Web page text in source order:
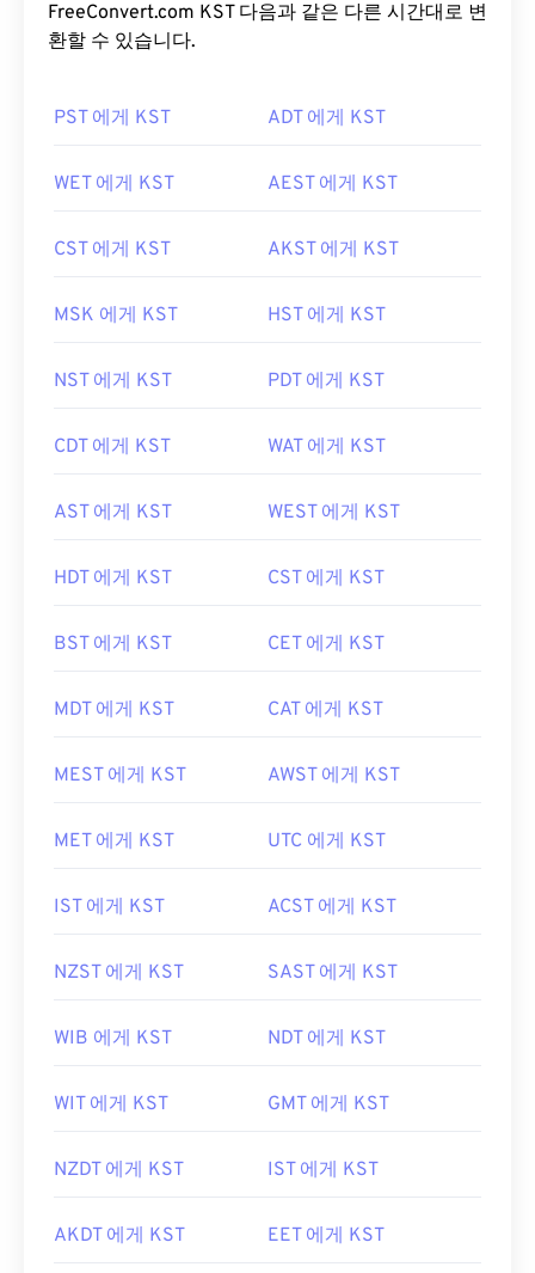
FreeConvert.com KST 다음과 같은 다른 시간대로 변
환할 수 있습니다.
PST 에게 KST ADT 에게 KST
WET 에게 KST AEST 에게 KST
CST 에게 KST AKST 에게 KST
MSK 에게 KST HST 에게 KST
NST 에게 KST PDT 에게 KST
CDT 에게 KST WAT 에게 KST
AST 에게 KST WEST 에게 KST
HDT 에게 KST CST 에게 KST
BST 에게 KST CET 에게 KST
MDT 에게 KST CAT 에게 KST
MEST 에게 KST AWST 에게 KST
MET 에게 KST UTC 에게 KST
IST 에게 KST ACST 에게 KST
NZST 에게 KST SAST 에게 KST
WIB 에게 KST NDT 에게 KST
WIT 에게 KST GMT 에게 KST
NZDT 에게 KST IST 에게 KST
AKDT 에게 KST EET 에게 KST